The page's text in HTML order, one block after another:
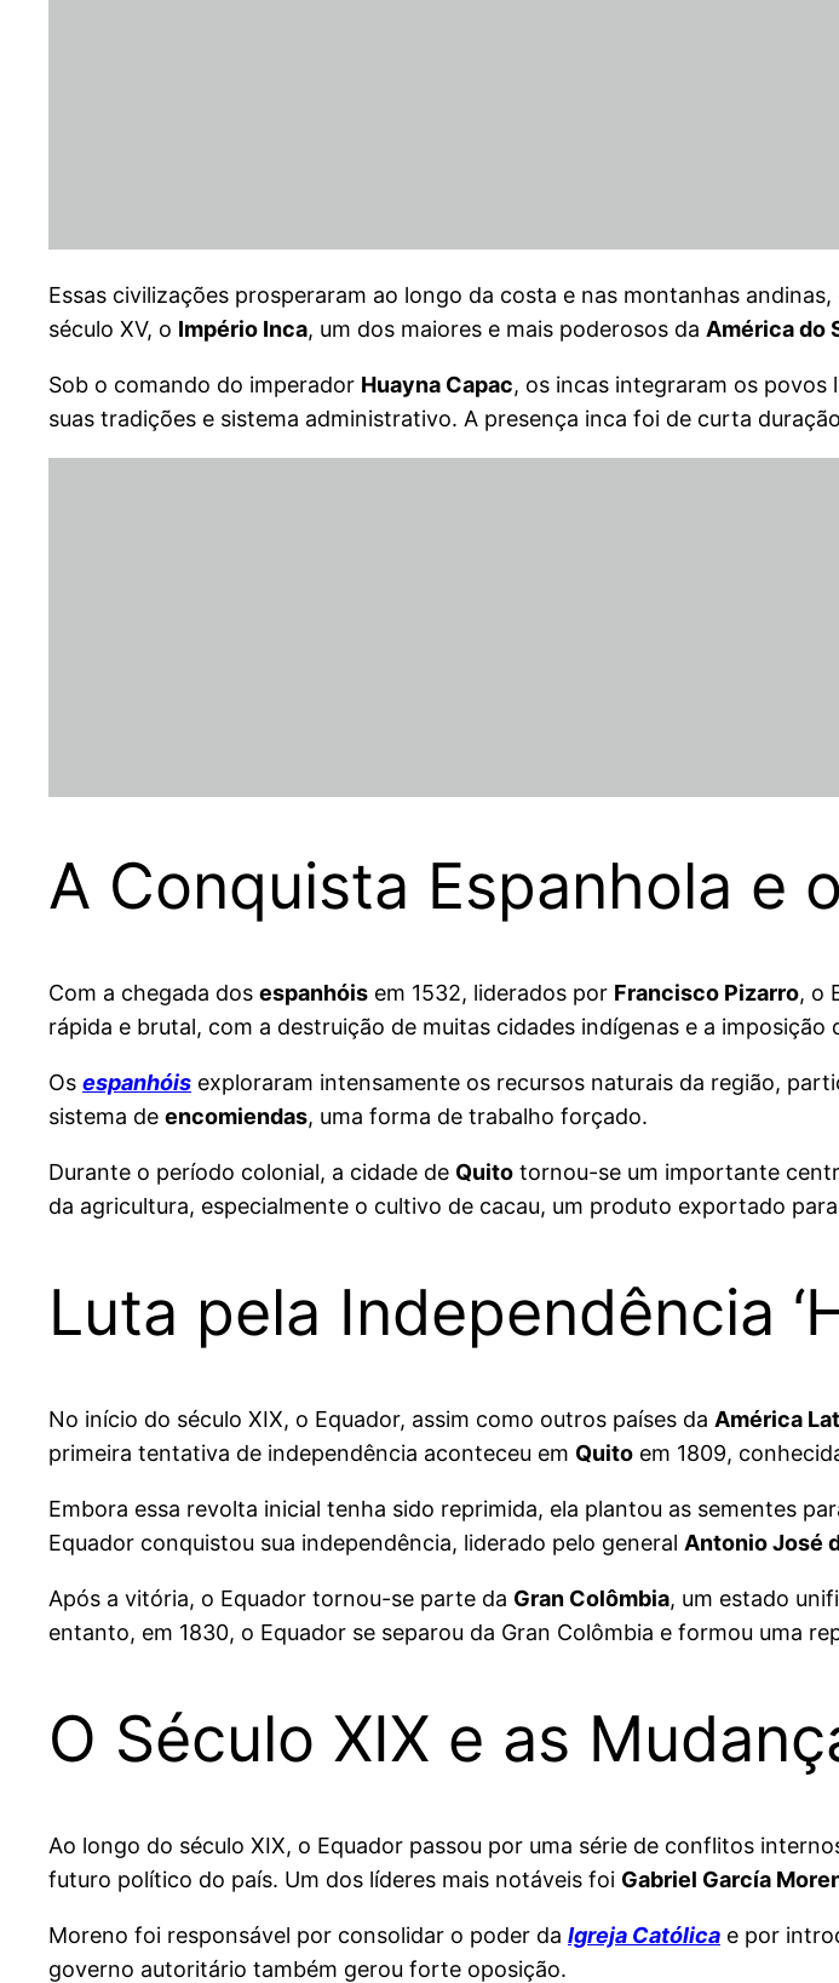
Essas civilizações prosperaram ao longo da costa e nas montanhas
século XV, o Império Inca, um dos maiores e mais poderosos da América do
Sob o comando do imperador Huayna Capac, os incas integraram os povos
suas tradições e sistema administrativo. A presença inca foi de curta
A Conquista Espanhola e
Com a chegada dos espanhóis em 1532, liderados por Francisco Pizarro, o
rápida e brutal, com a destruição de muitas cidades indígenas e a imposição
Os espanhóis exploraram intensamente os recursos naturais da região,
sistema de encomiendas, uma forma de trabalho forçado.
Durante o período colonial, a cidade de Quito tornou-se um importante
da agricultura, especialmente o cultivo de cacau, um produto exportado
Luta pela Independência
No início do século XIX, o Equador, assim como outros países da América
primeira tentativa de independência aconteceu em Quito em 1809,
Embora essa revolta inicial tenha sido reprimida, ela plantou as sementes
Equador conquistou sua independência, liderado pelo general Antonio José
Após a vitória, o Equador tornou-se parte da Gran Colômbia, um estado
entanto, em 1830, o Equador se separou da Gran Colômbia e formou uma
O Século XIX e as
Ao longo do século XIX, o Equador passou por uma série de conflitos
futuro político do país. Um dos líderes mais notáveis foi Gabriel García
Moreno foi responsável por consolidar o poder da Igreja Católica e por
governo autoritário também gerou forte oposição.